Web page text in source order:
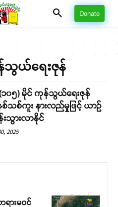
Donate
ယ်ရေးဇုန်
၀၅) မိုင် ကုန်သွယ်ရေးဇုန်
သစ်ကူး နားလည်မှုဖြင့် ယာဉ်
သွားလာနိုင်
2025
ားမဝင်